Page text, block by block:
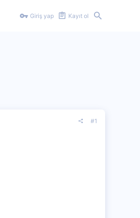
Giriş yap Kayıt ol
#1